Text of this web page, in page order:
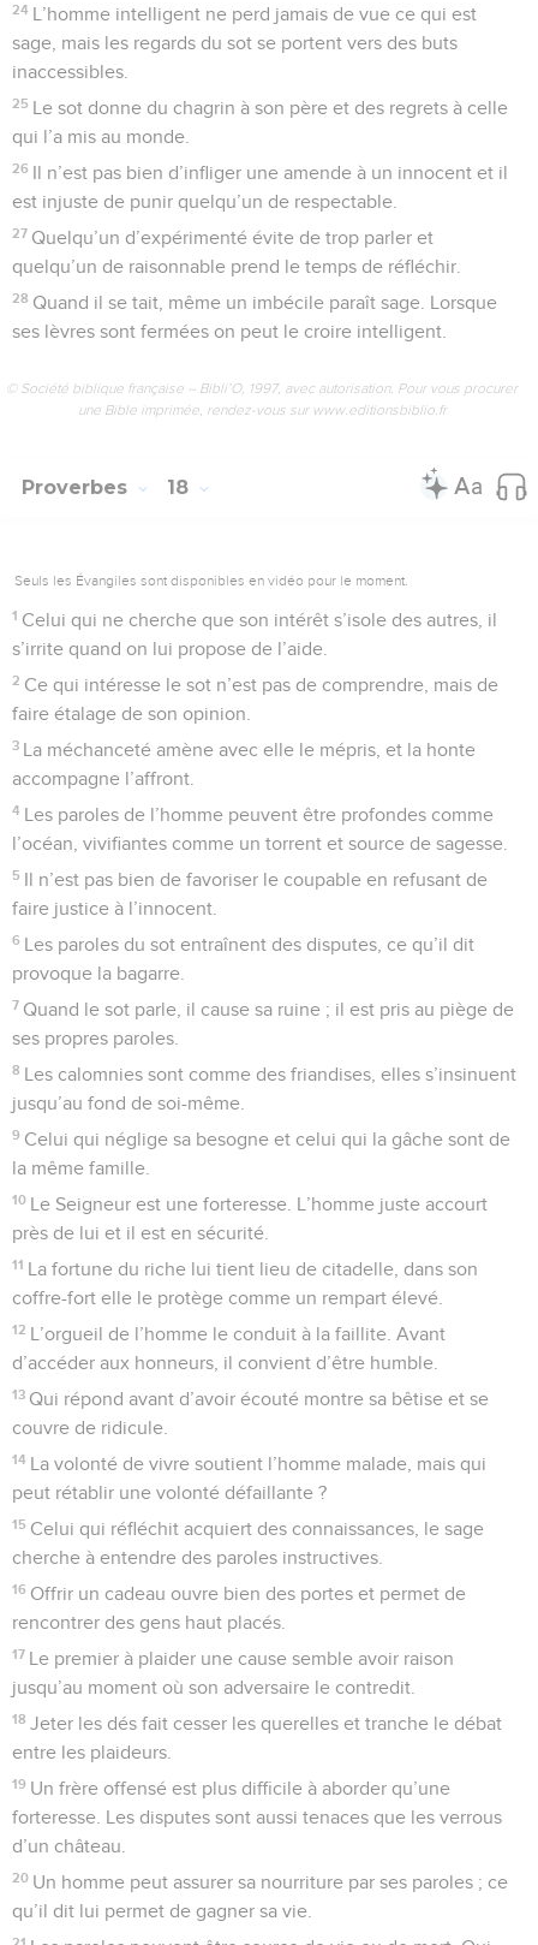
24 L’homme intelligent ne perd jamais de vue ce qui est
sage, mais les regards du sot se portent vers des buts
inaccessibles.
25 Le sot donne du chagrin à son père et des regrets à celle
qui l’a mis au monde.
26 Il n’est pas bien d’infliger une amende à un innocent et il
est injuste de punir quelqu’un de respectable.
27 Quelqu’un d’expérimenté évite de trop parler et
quelqu’un de raisonnable prend le temps de réfléchir.
28 Quand il se tait, même un imbécile paraît sage. Lorsque
ses lèvres sont fermées on peut le croire intelligent.
© Société biblique française – Bibli’O, 1997, avec autorisation. Pour vous procurer
une Bible imprimée, rendez-vous sur www.editionsbiblio.fr
Proverbes 18
Seuls les Évangiles sont disponibles en vidéo pour le moment.
1 Celui qui ne cherche que son intérêt s’isole des autres, il
s’irrite quand on lui propose de l’aide.
2 Ce qui intéresse le sot n’est pas de comprendre, mais de
faire étalage de son opinion.
3 La méchanceté amène avec elle le mépris, et la honte
accompagne l’affront.
4 Les paroles de l’homme peuvent être profondes comme
l’océan, vivifiantes comme un torrent et source de sagesse.
5 Il n’est pas bien de favoriser le coupable en refusant de
faire justice à l’innocent.
6 Les paroles du sot entraînent des disputes, ce qu’il dit
provoque la bagarre.
7 Quand le sot parle, il cause sa ruine ; il est pris au piège de
ses propres paroles.
8 Les calomnies sont comme des friandises, elles s’insinuent
jusqu’au fond de soi-même.
9 Celui qui néglige sa besogne et celui qui la gâche sont de
la même famille.
10 Le Seigneur est une forteresse. L’homme juste accourt
près de lui et il est en sécurité.
11 La fortune du riche lui tient lieu de citadelle, dans son
coffre-fort elle le protège comme un rempart élevé.
12 L’orgueil de l’homme le conduit à la faillite. Avant
d’accéder aux honneurs, il convient d’être humble.
13 Qui répond avant d’avoir écouté montre sa bêtise et se
couvre de ridicule.
14 La volonté de vivre soutient l’homme malade, mais qui
peut rétablir une volonté défaillante ?
15 Celui qui réfléchit acquiert des connaissances, le sage
cherche à entendre des paroles instructives.
16 Offrir un cadeau ouvre bien des portes et permet de
rencontrer des gens haut placés.
17 Le premier à plaider une cause semble avoir raison
jusqu’au moment où son adversaire le contredit.
18 Jeter les dés fait cesser les querelles et tranche le débat
entre les plaideurs.
19 Un frère offensé est plus difficile à aborder qu’une
forteresse. Les disputes sont aussi tenaces que les verrous
d’un château.
20 Un homme peut assurer sa nourriture par ses paroles ; ce
qu’il dit lui permet de gagner sa vie.
21